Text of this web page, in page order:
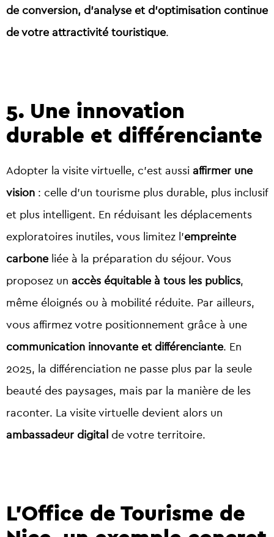
de conversion, d’analyse et d’optimisation continue
de votre attractivité touristique.
5. Une innovation
durable et différenciante
Adopter la visite virtuelle, c’est aussi affirmer une
vision : celle d’un tourisme plus durable, plus inclusif
et plus intelligent. En réduisant les déplacements
exploratoires inutiles, vous limitez l’empreinte
carbone liée à la préparation du séjour. Vous
proposez un accès équitable à tous les publics,
même éloignés ou à mobilité réduite. Par ailleurs,
vous affirmez votre positionnement grâce à une
communication innovante et différenciante. En
2025, la différenciation ne passe plus par la seule
beauté des paysages, mais par la manière de les
raconter. La visite virtuelle devient alors un
ambassadeur digital de votre territoire.
L’Office de Tourisme de